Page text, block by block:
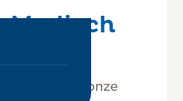
Medisch
Open MRI onze